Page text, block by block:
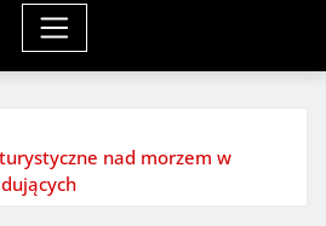
nad morzem w